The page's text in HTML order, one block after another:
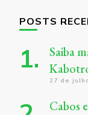
POSTS
Saiba
27 de
Cabos